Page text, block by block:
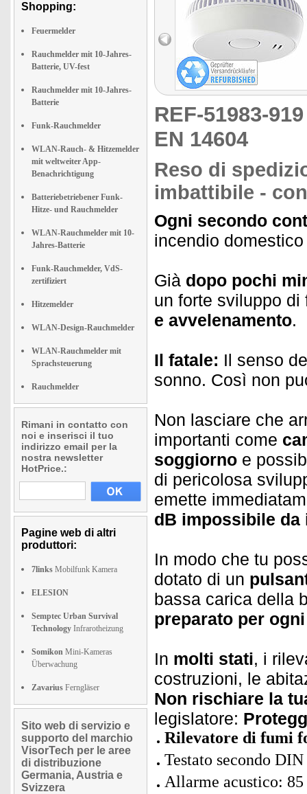
Shopping:
Feuermelder
Rauchmelder mit 10-Jahres-
Batterie, UV-fest
Rauchmelder mit 10-Jahres-
Batterie
Funk-Rauchmelder
WLAN-Rauch- & Hitzemelder
mit weltweiter App-
Benachrichtigung
Batteriebetriebener Funk-
Hitze- und Rauchmelder
WLAN-Rauchmelder mit 10-
Jahres-Batterie
Funk-Rauchmelder, VdS-
zertifiziert
Hitzemelder
WLAN-Design-Rauchmelder
WLAN-Rauchmelder mit
Sprachsteuerung
Rauchmelder
Rimani in contatto con
noi e inserisci il tuo
indirizzo email per la
nostra newsletter
HotPrice.:
Pagine web di altri
produttori:
7links Mobilfunk Kamera
ELESION
Semptec Urban Survival
Technology Infrarotheizung
Somikon Mini-Kameras
Überwachung
Zavarius Ferngläser
Sito web di servizio e
supporto del marchio
VisorTech per le aree
di distribuzione
Germania, Austria e
Svizzera
REF-51983-
EN 14604
Reso di
imbattibile -
Ogni secondo
incendio
Già dopo pochi
un forte sviluppo
e avvelenamento.
Il fatale: Il senso
sonno. Così non
Non lasciare che
importanti come
soggiorno e
di pericolosa
emette
dB impossibile da
In modo che tu
dotato di un
bassa carica della
preparato per
In molti stati, i
costruzioni, le
Non rischiare la
legislatore:
Rilevatore di fumi
Testato secondo
Allarme acustico: